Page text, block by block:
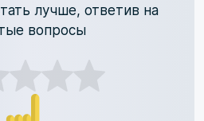
лучше, ответив на
вопросы